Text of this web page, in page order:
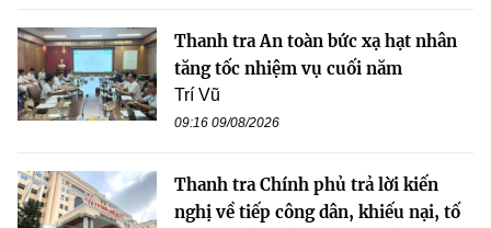
Thanh tra An toàn bức xạ hạt nhân
tăng tốc nhiệm vụ cuối năm
Trí Vũ
09:16 09/08/2026
Thanh tra Chính phủ trả lời kiến
nghị về tiếp công dân, khiếu nại, tố